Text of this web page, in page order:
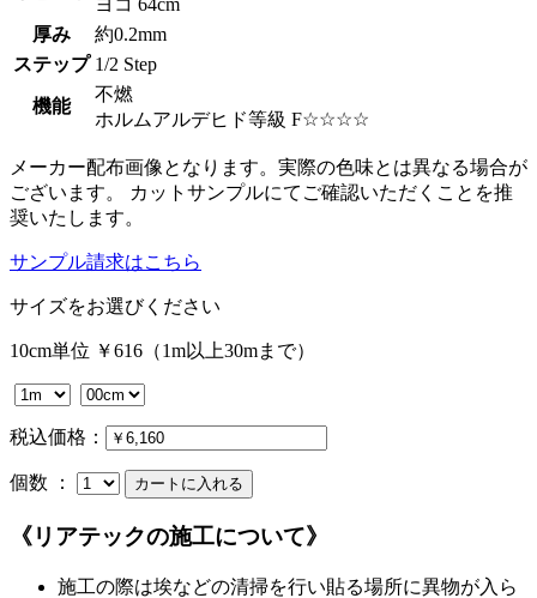
厚み
約0.2mm
ステップ 1/2 Step
機能
不燃
ホルムアルデヒド等級 F☆☆☆☆
メーカー配布画像となります。実際の色味とは異なる場合が
ございます。 カットサンプルにてご確認いただくことを推
奨いたします。
サンプル請求はこちら
サイズをお選びください
10cm単位 ￥616（1m以上30mまで）
税込価格：
個数 ：
《リアテックの施工について》
施工の際は埃などの清掃を行い貼る場所に異物が入ら